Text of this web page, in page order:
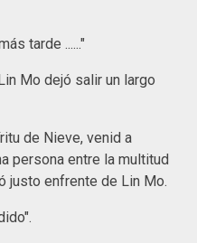
tarde ......"
Mo dejó salir un largo
de Nieve, venid a
persona entre la multitud
justo enfrente de Lin Mo.